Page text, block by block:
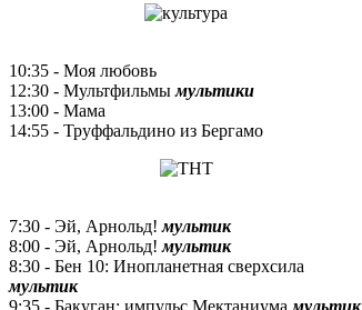
10:35 - Моя любовь
12:30 - Мультфильмымультики
13:00 - Мама
14:55 - Труффальдино из Бергамо
7:30 - Эй, Арнольд!мультик
8:00 - Эй, Арнольд!мультик
8:30 - Бен 10: Инопланетная сверхсила
мультик
9:35 - Бакуган: импульс Мектаниума мультик